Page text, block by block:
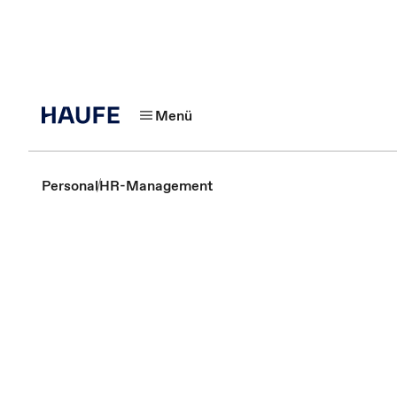
Menü
PersonalHR-Management